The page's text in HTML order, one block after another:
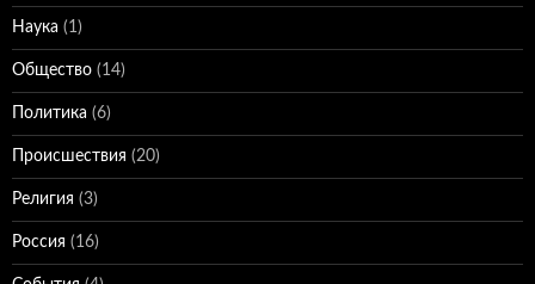
Наука (1)
Общество (14)
Политика (6)
Происшествия (20)
Религия (3)
Россия (16)